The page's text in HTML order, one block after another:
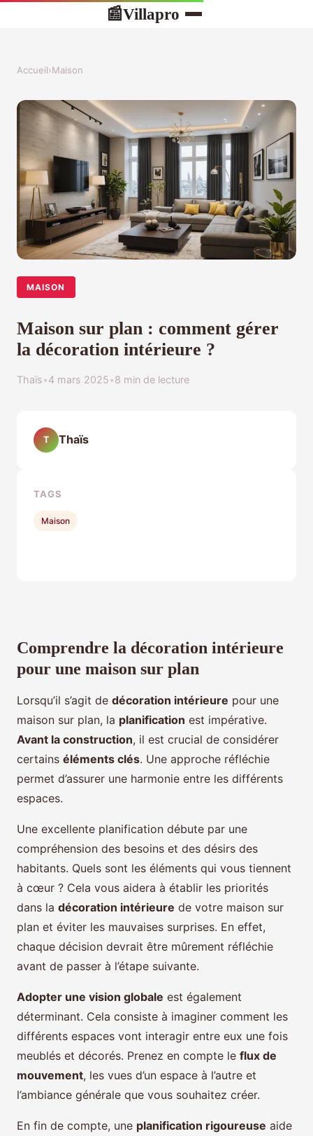
📰Villapro
Accueil›Maison
MAISON
Maison sur plan : comment gérer
la décoration intérieure ?
Thaïs•4 mars 2025•8 min de lecture
Comprendre la décoration intérieure
pour une maison sur plan
Lorsqu’il s’agit de décoration intérieure pour une
maison sur plan, la planification est impérative.
Avant la construction, il est crucial de considérer
certains éléments clés. Une approche réfléchie
permet d’assurer une harmonie entre les différents
espaces.
Une excellente planification débute par une
compréhension des besoins et des désirs des
habitants. Quels sont les éléments qui vous tiennent
à cœur ? Cela vous aidera à établir les priorités
dans la décoration intérieure de votre maison sur
plan et éviter les mauvaises surprises. En effet,
chaque décision devrait être mûrement réfléchie
avant de passer à l’étape suivante.
Adopter une vision globale est également
déterminant. Cela consiste à imaginer comment les
différents espaces vont interagir entre eux une fois
meublés et décorés. Prenez en compte le flux de
mouvement, les vues d’un espace à l’autre et
l’ambiance générale que vous souhaitez créer.
En fin de compte, une planification rigoureuse aide
T Thaïs
TAGS
Maison